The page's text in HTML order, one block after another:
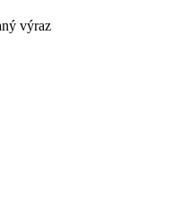
výraz